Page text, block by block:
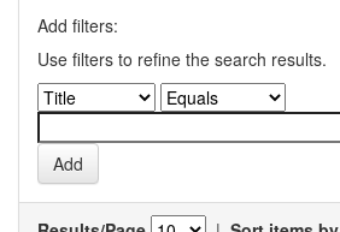
Add filters:
Use filters to refine the search results.